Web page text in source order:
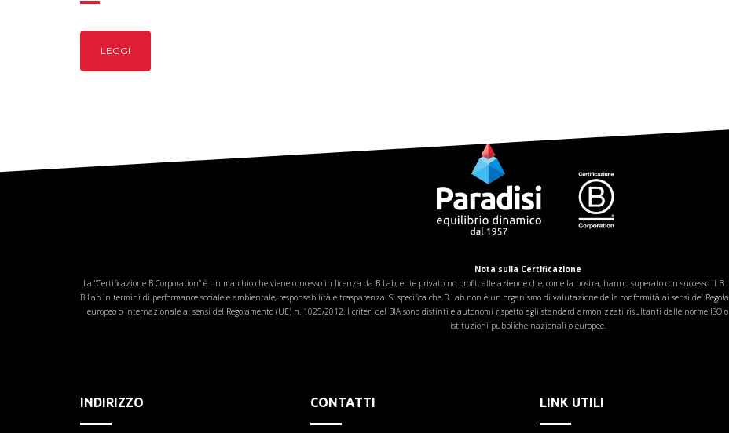
LEGGI
Nota sulla Certificazione
La "Certificazione B Corporation" è un marchio che viene concesso in licenza da B Lab, ente privato no profit, alle aziende che, come la nostra, hanno superato con successo il
B Lab in termini di performance sociale e ambientale, responsabilità e trasparenza. Si specifica che B Lab non è un organismo di valutazione della conformità ai sensi del
europeo o internazionale ai sensi del Regolamento (UE) n. 1025/2012. I criteri del BIA sono distinti e autonomi rispetto agli standard armonizzati risultanti dalle norme
istituzioni pubbliche nazionali o europee.
INDIRIZZO CONTATTI LINK UTILI